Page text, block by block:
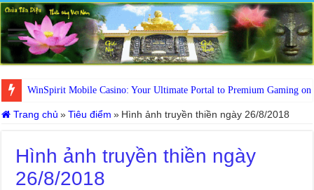
WinSpirit Mobile Casino: Your Ultimate Portal to Premium Gaming on
Trang chủ » Tiêu điểm » Hình ảnh truyền thiền ngày 26/8/2018
Hình ảnh truyền thiền ngày
26/8/2018